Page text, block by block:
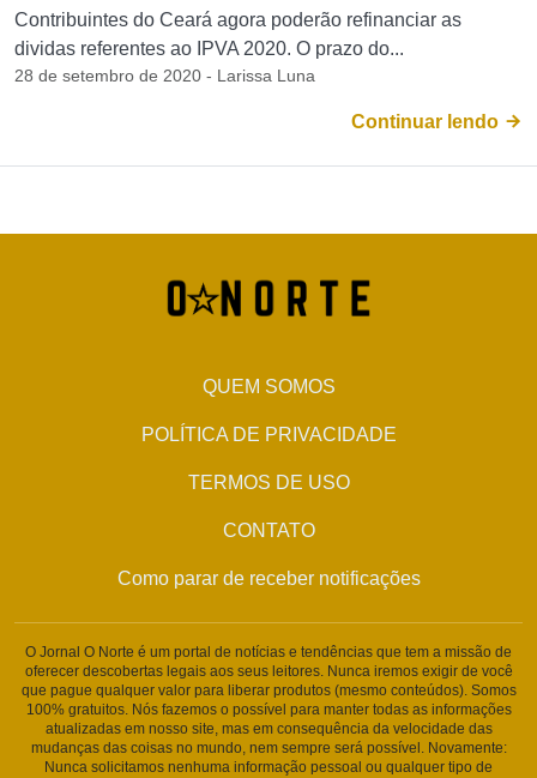
Contribuintes do Ceará agora poderão refinanciar as
dividas referentes ao IPVA 2020. O prazo do...
28 de setembro de 2020 - Larissa Luna
Continuar lendo
QUEM SOMOS
POLÍTICA DE PRIVACIDADE
TERMOS DE USO
CONTATO
Como parar de receber notificações
O Jornal O Norte é um portal de notícias e tendências que tem a missão de
oferecer descobertas legais aos seus leitores. Nunca iremos exigir de você
que pague qualquer valor para liberar produtos (mesmo conteúdos). Somos
100% gratuitos. Nós fazemos o possível para manter todas as informações
atualizadas em nosso site, mas em consequência da velocidade das
mudanças das coisas no mundo, nem sempre será possível. Novamente:
Nunca solicitamos nenhuma informação pessoal ou qualquer tipo de